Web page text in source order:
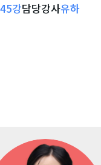
45강담당강사유하